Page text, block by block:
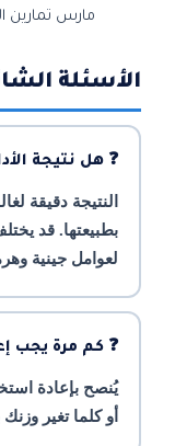
مارس تمارين
الأسئلة
❓ هل نتيجة
النتيجة دقيقة
لعوامل جينية
❓ كم مرة يجب
أو كلما تغير وزنك